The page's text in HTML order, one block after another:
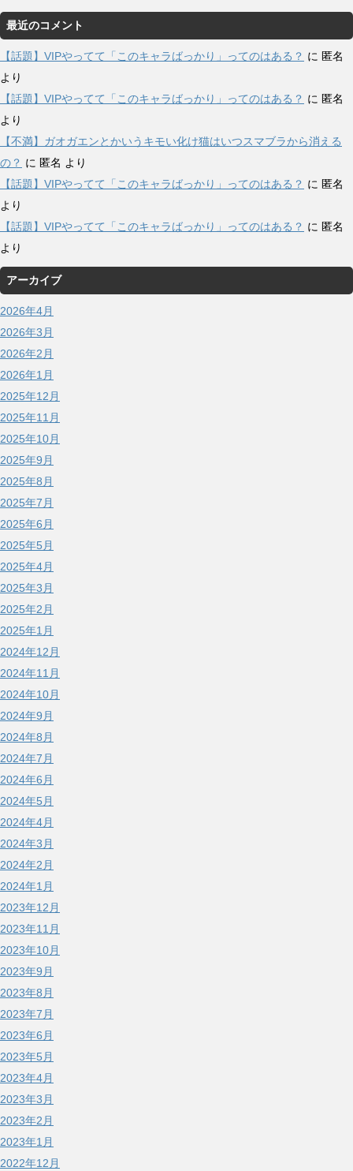
最近のコメント
【話題】VIPやってて「このキャラばっかり」ってのはある？ に 匿名
より
【話題】VIPやってて「このキャラばっかり」ってのはある？ に 匿名
より
【不満】ガオガエンとかいうキモい化け猫はいつスマブラから消える
の？ に 匿名 より
【話題】VIPやってて「このキャラばっかり」ってのはある？ に 匿名
より
【話題】VIPやってて「このキャラばっかり」ってのはある？ に 匿名
より
アーカイブ
2026年4月
2026年3月
2026年2月
2026年1月
2025年12月
2025年11月
2025年10月
2025年9月
2025年8月
2025年7月
2025年6月
2025年5月
2025年4月
2025年3月
2025年2月
2025年1月
2024年12月
2024年11月
2024年10月
2024年9月
2024年8月
2024年7月
2024年6月
2024年5月
2024年4月
2024年3月
2024年2月
2024年1月
2023年12月
2023年11月
2023年10月
2023年9月
2023年8月
2023年7月
2023年6月
2023年5月
2023年4月
2023年3月
2023年2月
2023年1月
2022年12月